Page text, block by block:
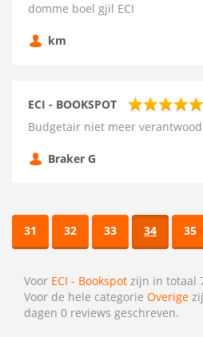
domme boel gjil ECI
km
ECI - BOOKSPOT
Budgetair niet meer
Braker G
31 32 33 34 35
Voor ECI - Bookspot zijn in totaal
Voor de hele categorie Overige
dagen 0 reviews geschreven.